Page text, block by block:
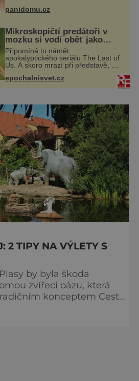
které se tradují, nedaří vyvrátit.
Které? Večer místo čištění s
panidomu.cz
Mikroskopičtí predátoři v
mozku si vodí oběť jako
loutku
Připomíná to námět
apokalyptického seriálu The Last of
Us. A skoro mrazí při představě, že
podobné horory probíhají v přírodě
běžně – s tím rozdílem, že nejde
epochalnisvet.cz
2 TIPY NA VÝLETY S
by byla škoda
zvířecí oázu, která
konceptem Cesty
propojit zábavu s